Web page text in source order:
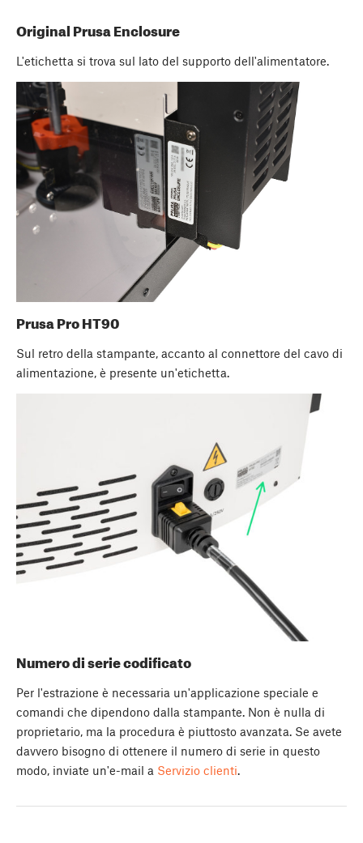
Original Prusa Enclosure
L'etichetta si trova sul lato del supporto dell'alimentatore.
Prusa Pro HT90
Sul retro della stampante, accanto al connettore del cavo di
alimentazione, è presente un'etichetta.
Numero di serie codificato
Per l'estrazione è necessaria un'applicazione speciale e
comandi che dipendono dalla stampante. Non è nulla di
proprietario, ma la procedura è piuttosto avanzata. Se avete
davvero bisogno di ottenere il numero di serie in questo
modo, inviate un'e-mail a Servizio clienti.